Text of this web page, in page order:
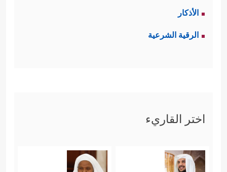
الأذكار
الرقية الشرعية
اختر القاريء